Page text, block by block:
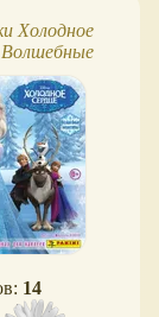
Холодное
Волшебные
14